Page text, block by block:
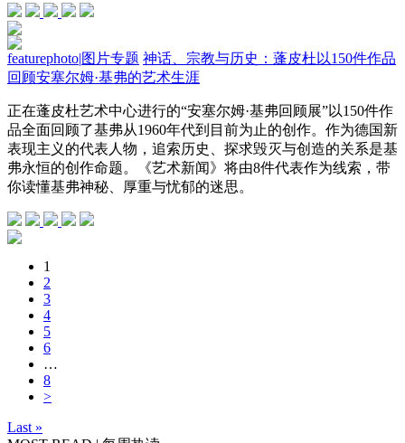
featurephoto|图片专题 神话、宗教与历史：蓬皮杜以150件作品
回顾安塞尔姆·基弗的艺术生涯
正在蓬皮杜艺术中心进行的“安塞尔姆·基弗回顾展”以150件作
品全面回顾了基弗从1960年代到目前为止的创作。作为德国新
表现主义的代表人物，追索历史、探求毁灭与创造的关系是基
弗永恒的创作命题。《艺术新闻》将由8件代表作为线索，带
你读懂基弗神秘、厚重与忧郁的迷思。
1
2
3
4
5
6
…
8
>
Last »